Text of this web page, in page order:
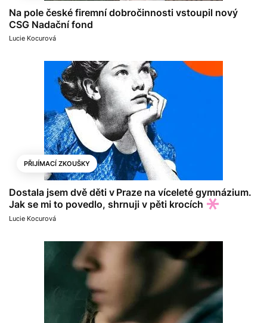
Na pole české firemní dobročinnosti vstoupil nový
CSG Nadační fond
Lucie Kocurová
PŘIJÍMACÍ ZKOUŠKY
Dostala jsem dvě děti v Praze na víceleté gymnázium.
Jak se mi to povedlo, shrnuji v pěti krocích
Lucie Kocurová